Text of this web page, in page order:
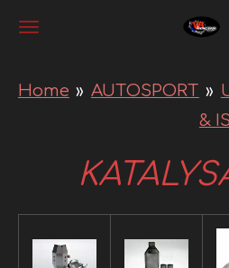
Ga
naar
Home » AUTOSPORT »
&